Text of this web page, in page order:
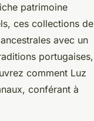
patrimoine
ces collections de
avec un
portugaises,
comment Luz
conférant à